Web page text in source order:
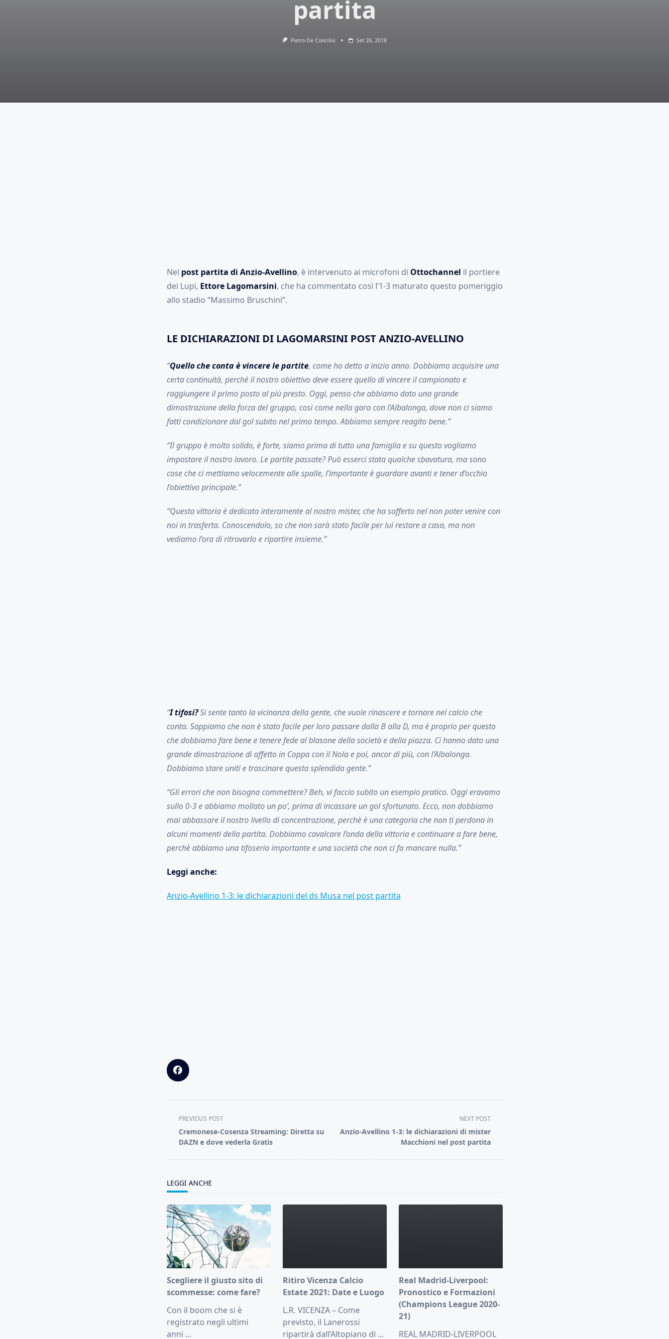
partita
Pietro De Conciliis Set 26, 2018
Nel post partita di Anzio-Avellino, è intervenuto ai microfoni di Ottochannel il portiere
dei Lupi, Ettore Lagomarsini, che ha commentato così l’1-3 maturato questo pomeriggio
allo stadio “Massimo Bruschini”.
LE DICHIARAZIONI DI LAGOMARSINI POST ANZIO-AVELLINO
“Quello che conta è vincere le partite, come ho detto a inizio anno. Dobbiamo acquisire una
certa continuità, perchè il nostro obiettivo deve essere quello di vincere il campionato e
raggiungere il primo posto al più presto. Oggi, penso che abbiamo dato una grande
dimostrazione della forza del gruppo, così come nella gara con l’Albalonga, dove non ci siamo
fatti condizionare dal gol subito nel primo tempo. Abbiamo sempre reagito bene.”
“Il gruppo è molto solido, è forte, siamo prima di tutto una famiglia e su questo vogliamo
impostare il nostro lavoro. Le partite passate? Può esserci stata qualche sbavatura, ma sono
cose che ci mettiamo velocemente alle spalle, l’importante è guardare avanti e tener d’occhio
l’obiettivo principale.”
“Questa vittoria è dedicata interamente al nostro mister, che ha sofferto nel non poter venire con
noi in trasferta. Conoscendolo, so che non sarà stato facile per lui restare a casa, ma non
vediamo l’ora di ritrovarlo e ripartire insieme.”
“I tifosi?Si sente tanto la vicinanza della gente, che vuole rinascere e tornare nel calcio che
conta. Sappiamo che non è stato facile per loro passare dalla B alla D, ma è proprio per questo
che dobbiamo fare bene e tenere fede al blasone della società e della piazza. Ci hanno dato una
grande dimostrazione di affetto in Coppa con il Nola e poi, ancor di più, con l’Albalonga.
Dobbiamo stare uniti e trascinare questa splendida gente.”
“Gli errori che non bisogna commettere? Beh, vi faccio subito un esempio pratico. Oggi eravamo
sullo 0-3 e abbiamo mollato un po’, prima di incassare un gol sfortunato. Ecco, non dobbiamo
mai abbassare il nostro livello di concentrazione, perchè è una categoria che non ti perdona in
alcuni momenti della partita. Dobbiamo cavalcare l’onda della vittoria e continuare a fare bene,
perchè abbiamo una tifoseria importante e una società che non ci fa mancare nulla.”
Leggi anche:
Anzio-Avellino 1-3: le dichiarazioni del ds Musa nel post partita
<span
class="nav-
subtitle
PREVIOUS POST
Cremonese-Cosenza Streaming: Diretta su
DAZN e dove vederla Gratis
NEXT POST
Anzio-Avellino 1-3: le dichiarazioni di mister
Macchioni nel post partita
LEGGI ANCHE
Scegliere il giusto sito di
scommesse: come fare?
Con il boom che si è
registrato negli ultimi
anni ...
Ritiro Vicenza Calcio
Estate 2021: Date e Luogo
L.R. VICENZA – Come
previsto, il Lanerossi
ripartirà dall’Altopiano di ...
Real Madrid-Liverpool:
Pronostico e Formazioni
(Champions League 2020-
21)
REAL MADRID-LIVERPOOL